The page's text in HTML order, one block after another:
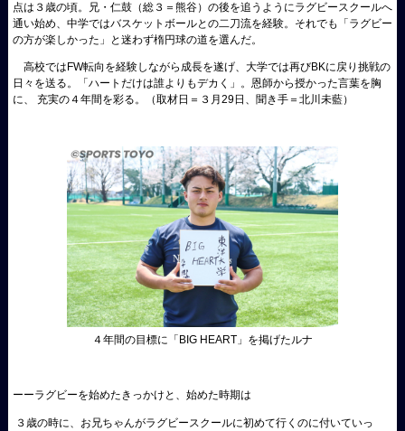
点は３歳の頃。兄・仁鼓（総３＝熊谷）の後を追うようにラグビースクールへ
通い始め、中学ではバスケットボールとの二刀流を経験。それでも「ラグビー
の方が楽しかった」と迷わず楕円球の道を選んだ。
高校ではFW転向を経験しながら成長を遂げ、大学では再びBKに戻り挑戦の
日々を送る。「ハートだけは誰よりもデカく」。恩師から授かった言葉を胸
に、 充実の４年間を彩る。（取材日＝３月29日、聞き手＝北川未藍）
４年間の目標に「BIG HEART」を掲げたルナ
ーーラグビーを始めたきっかけと、始めた時期は
３歳の時に、お兄ちゃんがラグビースクールに初めて行くのに付いていっ